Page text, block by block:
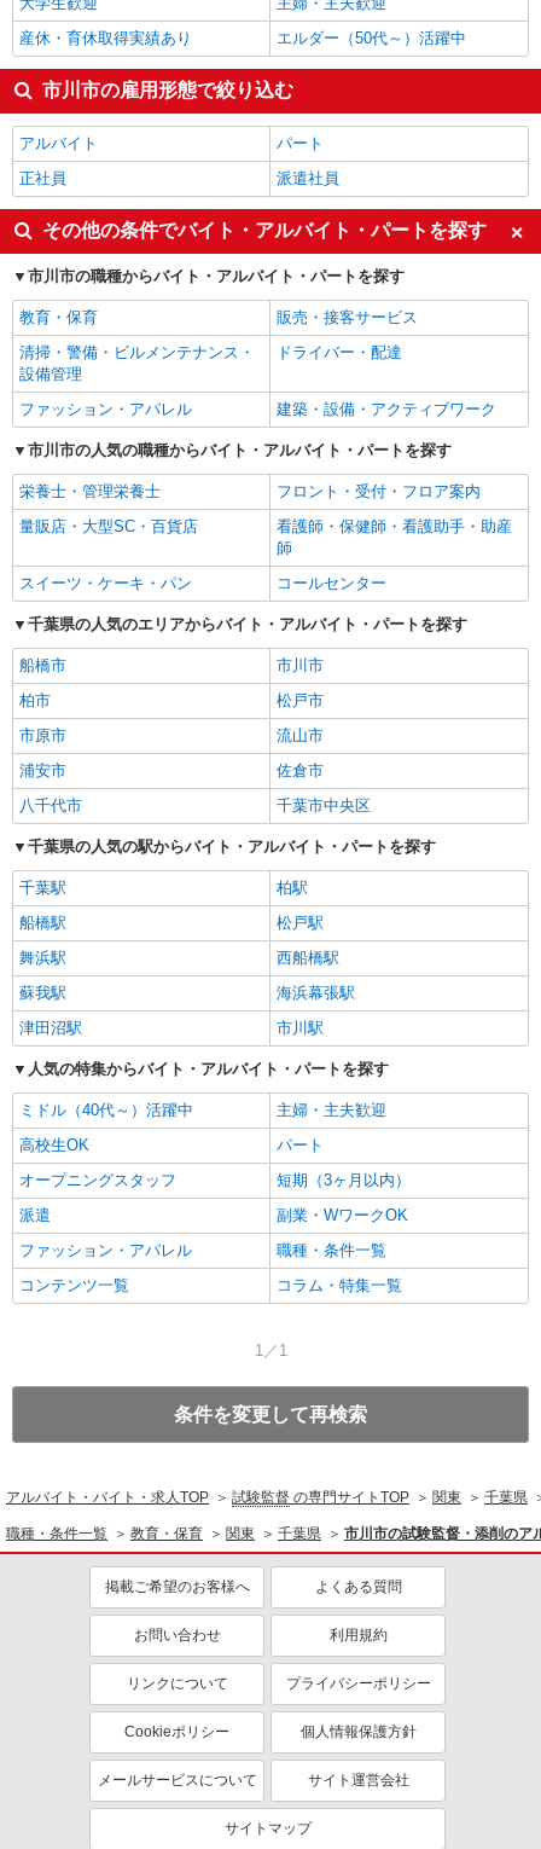
産休・育休取得実績あり
エルダー（50代～）活躍中
市川市の雇用形態で絞り込む
アルバイト
パート
正社員
派遣社員
その他の条件でバイト・アルバイト・パートを探す
市川市の職種からバイト・アルバイト・パートを探す
教育・保育
販売・接客サービス
清掃・警備・ビルメンテナンス・
設備管理
ドライバー・配達
ファッション・アパレル 建築・設備・アクティブワーク
市川市の人気の職種からバイト・アルバイト・パートを探す
栄養士・管理栄養士
フロント・受付・フロア案内
量販店・大型SC・百貨店
看護師・保健師・看護助手・助産
師
スイーツ・ケーキ・パン
コールセンター
千葉県の人気のエリアからバイト・アルバイト・パートを探す
船橋市
市川市
柏市
松戸市
市原市
流山市
浦安市
佐倉市
八千代市
千葉市中央区
千葉県の人気の駅からバイト・アルバイト・パートを探す
千葉駅
柏駅
船橋駅
松戸駅
舞浜駅
西船橋駅
蘇我駅
海浜幕張駅
津田沼駅
市川駅
人気の特集からバイト・アルバイト・パートを探す
ミドル（40代～）活躍中
主婦・主夫歓迎
高校生OK
パート
オープニングスタッフ
短期（3ヶ月以内）
派遣
副業・WワークOK
ファッション・アパレル
職種・条件一覧
コンテンツ一覧
コラム・特集一覧
1／1
条件を変更して再検索
アルバイト・バイト・求人TOP 試験監督 の専門サイトTOP 関東 千葉県
職種・条件一覧 教育・保育 関東 千葉県 市川市の試験監督・添削のア
掲載ご希望のお客様へ よくある質問
お問い合わせ 利用規約
リンクについて プライバシーポリシー
Cookieポリシー 個人情報保護方針
メールサービスについて サイト運営会社
サイトマップ